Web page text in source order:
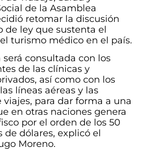
de la Asamblea
retomar la discusión
de ley que sustenta el
turismo médico en el país.
será consultada con los
de las clínicas y
así como con los
líneas aéreas y las
viajes, para dar forma a una
en otras naciones genera
por el orden de los 50
dólares, explicó el
Moreno.